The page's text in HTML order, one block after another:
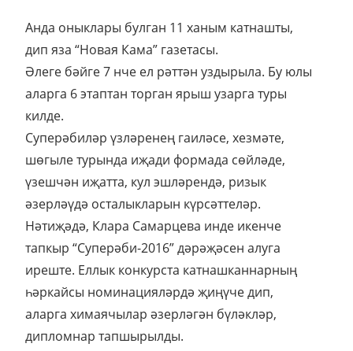
Анда оныклары булган 11 ханым катнашты,
дип яза “Новая Кама” газетасы.
Әлеге бәйге 7 нче ел рәттән уздырыла. Бу юлы
аларга 6 этаптан торган ярыш узарга туры
килде.
Суперәбиләр үзләренең гаиләсе, хезмәте,
шөгыле турында иҗади формада сөйләде,
үзешчән иҗатта, кул эшләрендә, ризык
әзерләүдә осталыкларын күрсәттеләр.
Нәтиҗәдә, Клара Самарцева инде икенче
тапкыр “Суперәби-2016” дәрәҗәсен алуга
иреште. Еллык конкурста катнашканнарның
һәркайсы номинацияләрдә җиңүче дип,
аларга химаячылар әзерләгән бүләкләр,
дипломнар тапшырылды.